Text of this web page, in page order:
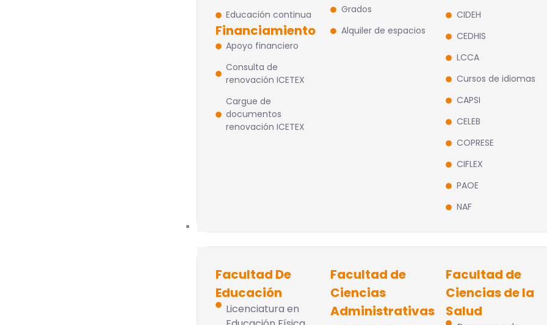
Educación continua
Financiamiento
Apoyo financiero
Consulta de
renovación ICETEX
Cargue de
documentos
renovación ICETEX
Grados
Alquiler de espacios
CIDEH
CEDHIS
LCCA
Cursos de idiomas
CAPSI
CELEB
COPRESE
CIFLEX
PAOE
NAF
Facultad De
Educación
Licenciatura en
Facultad de
Ciencias
Administrativas
Facultad de
Ciencias de la
Salud